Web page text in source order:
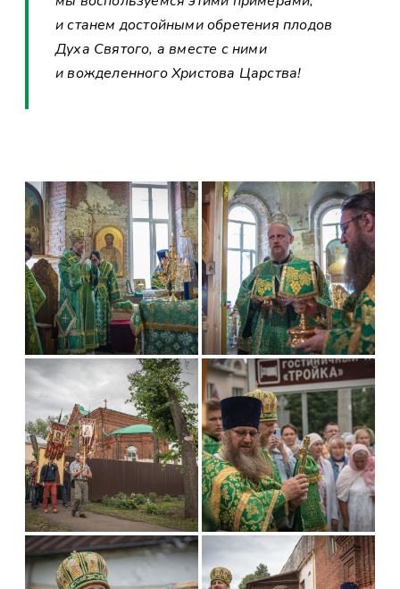
и станем достойными обретения плодов
Духа Святого, а вместе с ними
и вожделенного Христова Царства!